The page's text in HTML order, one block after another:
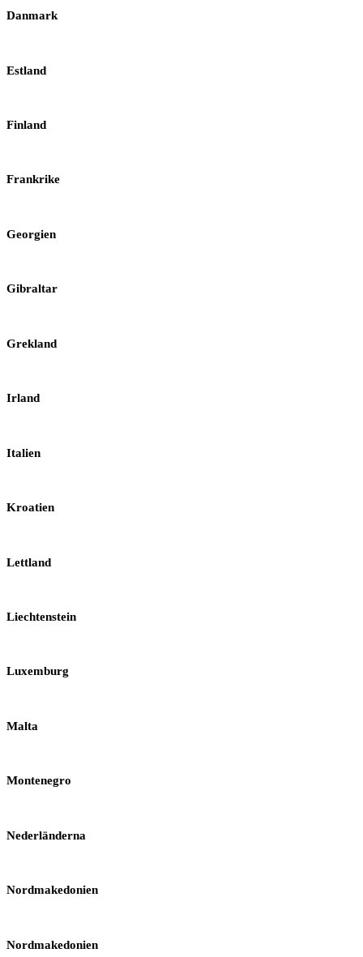
Danmark
Estland
Finland
Frankrike
Georgien
Gibraltar
Grekland
Irland
Italien
Kroatien
Lettland
Liechtenstein
Luxemburg
Malta
Montenegro
Nederländerna
Nordmakedonien
Nordmakedonien